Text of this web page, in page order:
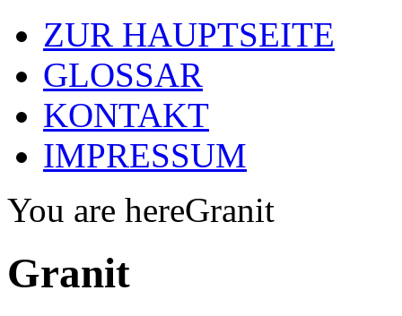
ZUR HAUPTSEITE
GLOSSAR
KONTAKT
IMPRESSUM
You are hereGranit
Granit